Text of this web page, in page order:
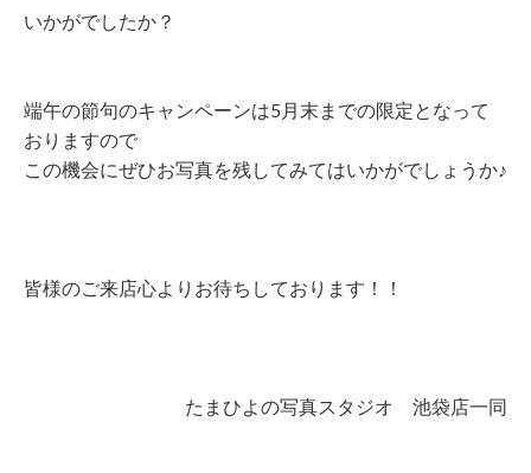
いかがでしたか？
端午の節句のキャンペーンは5月末までの限定となって
おりますので
この機会にぜひお写真を残してみてはいかがでしょうか♪
皆様のご来店心よりお待ちしております！！
たまひよの写真スタジオ 池袋店一同